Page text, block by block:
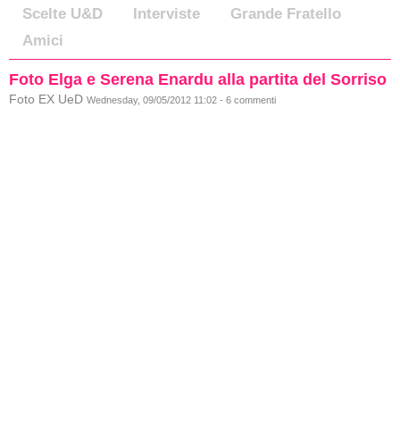
Scelte U&D
Interviste
Grande Fratello
Amici
Foto Elga e Serena Enardu alla partita del Sorriso
Foto EX UeD Wednesday, 09/05/2012 11:02 - 6 commenti